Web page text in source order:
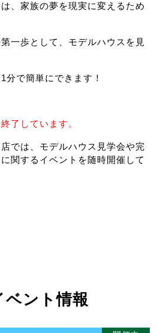
、家族の夢を現実に変えるため
一歩として、モデルハウスを見
分で簡単にできます！
了しています。
では、モデルハウス見学会や完
関するイベントを随時開催して
ベント情報